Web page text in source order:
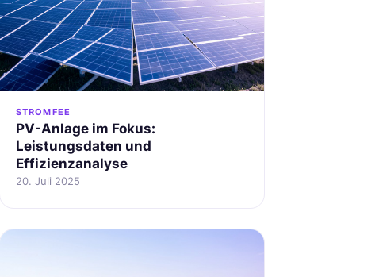
STROMFEE
PV-Anlage im Fokus:
Leistungsdaten und
Effizienzanalyse
20. Juli 2025